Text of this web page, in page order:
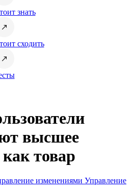
знать
сходить
высшее
товар
изменениями Управление